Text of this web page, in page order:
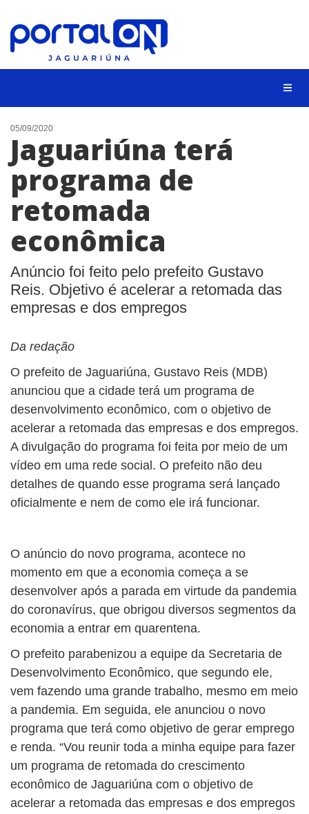
NOTÍCIAS
LISTA DIGITAL
CONTATO
ANUNCIE
05/09/2020
Jaguariúna terá
programa de
retomada
econômica
Anúncio foi feito pelo prefeito Gustavo
Reis. Objetivo é acelerar a retomada das
empresas e dos empregos
Da redação
O prefeito de Jaguariúna, Gustavo Reis (MDB)
anunciou que a cidade terá um programa de
desenvolvimento econômico, com o objetivo de
acelerar a retomada das empresas e dos empregos.
A divulgação do programa foi feita por meio de um
vídeo em uma rede social. O prefeito não deu
detalhes de quando esse programa será lançado
oficialmente e nem de como ele irá funcionar.
O anúncio do novo programa, acontece no
momento em que a economia começa a se
desenvolver após a parada em virtude da pandemia
do coronavírus, que obrigou diversos segmentos da
economia a entrar em quarentena.
O prefeito parabenizou a equipe da Secretaria de
Desenvolvimento Econômico, que segundo ele,
vem fazendo uma grande trabalho, mesmo em meio
a pandemia. Em seguida, ele anunciou o novo
programa que terá como objetivo de gerar emprego
e renda. “Vou reunir toda a minha equipe para fazer
um programa de retomada do crescimento
econômico de Jaguariúna com o objetivo de
acelerar a retomada das empresas e dos empregos